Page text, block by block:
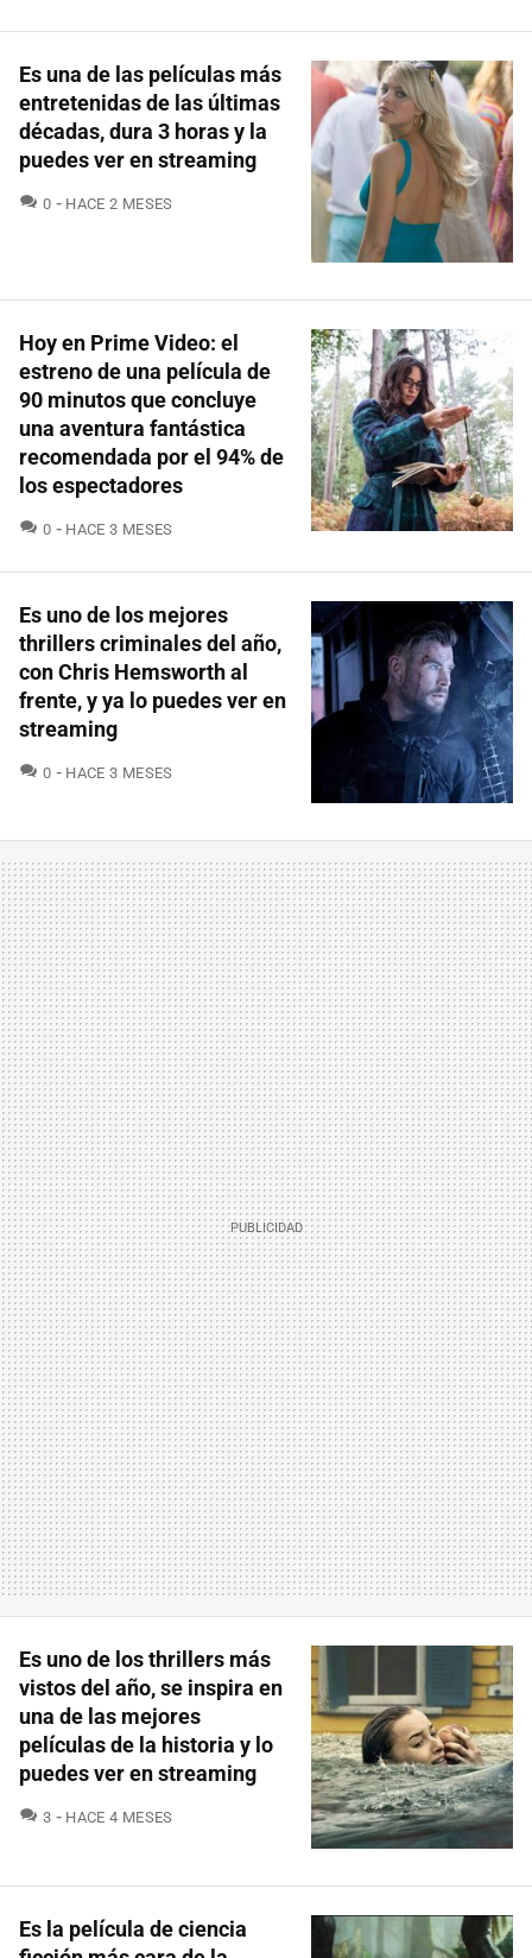
Es una de las películas más
entretenidas de las últimas
décadas, dura 3 horas y la
puedes ver en streaming
0 COMENTARIOS
HACE 2 MESES
Hoy en Prime Video: el
estreno de una película de
90 minutos que concluye
una aventura fantástica
recomendada por el 94% de
los espectadores
0 COMENTARIOS
HACE 3 MESES
Es uno de los mejores
thrillers criminales del año,
con Chris Hemsworth al
frente, y ya lo puedes ver en
streaming
0 COMENTARIOS
HACE 3 MESES
Es uno de los thrillers más
vistos del año, se inspira en
una de las mejores
películas de la historia y lo
puedes ver en streaming
3 COMENTARIOS
HACE 4 MESES
Es la película de ciencia